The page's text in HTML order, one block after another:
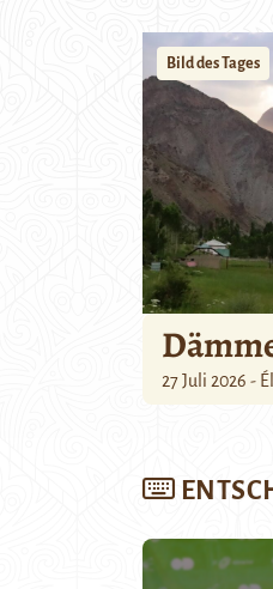
Bild des Tages
27 Juli 2026 -